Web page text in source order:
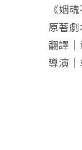
《姻
原著
翻譯
導演